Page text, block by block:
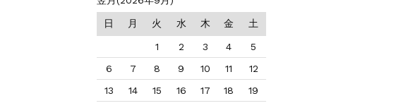
日 月 火 水 木 金 土
1 2 3 4
5
6
7 8 9 10 11
12
13
14 15 16 17 18
19